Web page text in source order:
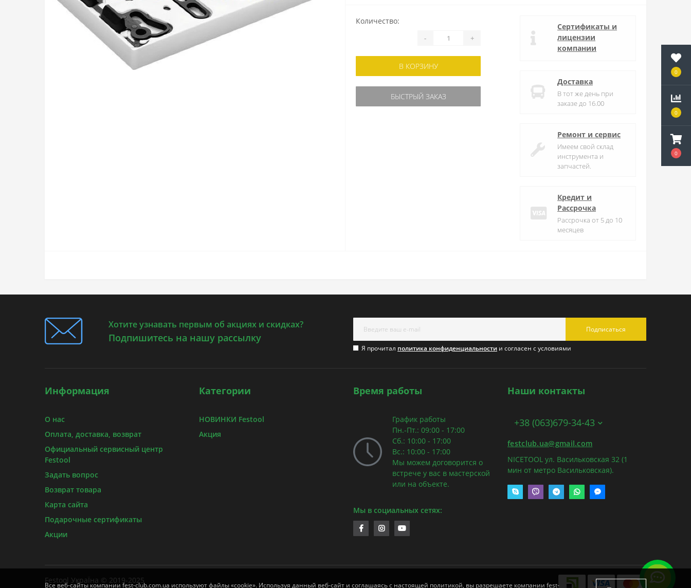
0
0
0
Количество:
- +
В КОРЗИНУ
БЫСТРЫЙ ЗАКАЗ
Сертификаты и
лицензии
компании
Доставка
В тот же день при
заказе до 16.00
Ремонт и сервис
Имеем свой склад
инструмента и
запчастей.
Кредит и
Рассрочка
Рассрочка от 5 до 10
месяцев
Хотите узнавать первым об акциях и скидках?
Подпишитесь на нашу рассылку
Подписаться
Я прочитал политика конфиденциальности и согласен с условиями
Информация
О нас
Оплата, доставка, возврат
Официальный сервисный центр
Festool
Задать вопрос
Возврат товара
Карта сайта
Подарочные сертификаты
Акции
Категории
НОВИНКИ Festool
Акция
Время работы
График работы
Пн.-Пт.: 09:00 - 17:00
Сб.: 10:00 - 17:00
Вс.: 10:00 - 17:00
Мы можем договорится о
встрече у вас в мастерской
или на объекте.
Мы в социальных сетях:
Наши контакты
+38 (063)679-34-43
festclub.ua@gmail.com
NICETOOL ул. Васильковская 32 (1
мин от метро Васильковская).
Festool УкраЇна © 2019-2025
Все веб-сайты компании fest-club.com.ua используют файлы «cookie». Используя данный веб-сайт и соглашаясь с настоящей политикой, вы разрешаете компании fest-